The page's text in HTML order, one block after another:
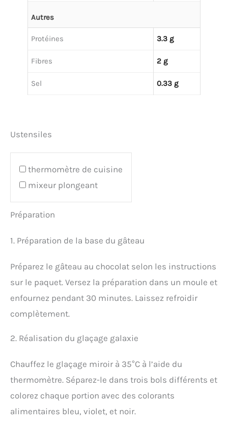
Autres
Protéines 3.3 g
Fibres 2 g
Sel 0.33 g
Ustensiles
thermomètre de cuisine
mixeur plongeant
Préparation
1. Préparation de la base du gâteau
Préparez le gâteau au chocolat selon les instructions
sur le paquet. Versez la préparation dans un moule et
enfournez pendant 30 minutes. Laissez refroidir
complètement.
2. Réalisation du glaçage galaxie
Chauffez le glaçage miroir à 35°C à l’aide du
thermomètre. Séparez-le dans trois bols différents et
colorez chaque portion avec des colorants
alimentaires bleu, violet, et noir.